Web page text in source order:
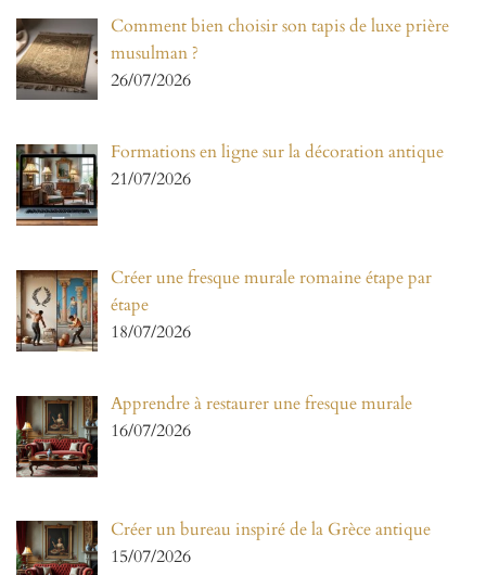
Comment bien choisir son tapis de luxe prière
musulman ?
26/07/2026
Formations en ligne sur la décoration antique
21/07/2026
Créer une fresque murale romaine étape par
étape
18/07/2026
Apprendre à restaurer une fresque murale
16/07/2026
Créer un bureau inspiré de la Grèce antique
15/07/2026